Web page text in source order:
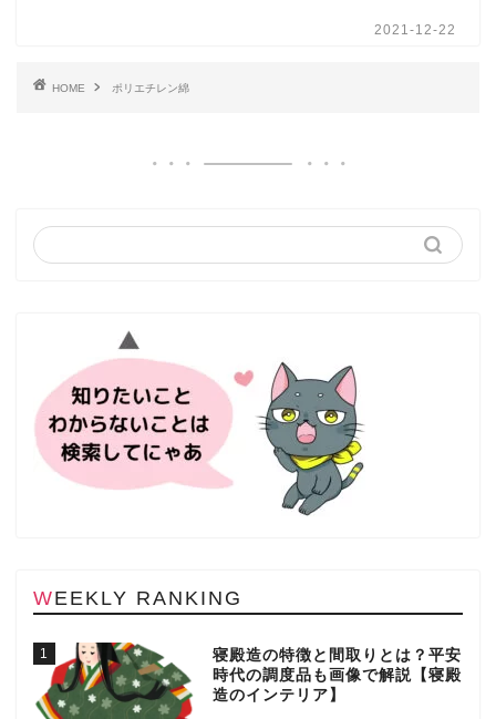
2021-12-22
HOME ポリエチレン綿
WEEKLY RANKING
1
寝殿造の特徴と間取りとは？平安
時代の調度品も画像で解説【寝殿
造のインテリア】